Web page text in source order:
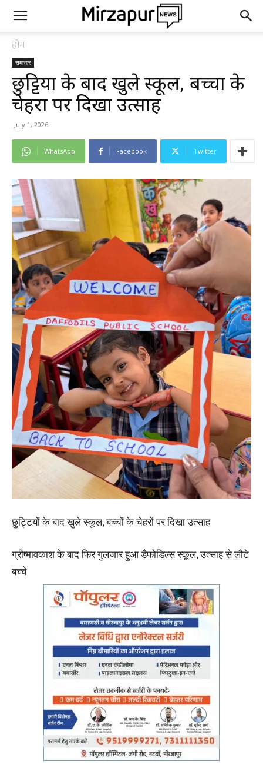
होम
समाचार
छुट्टियों के बाद खुले स्कूल, बच्चों के
चेहरों पर दिखा उत्साह
July 1, 2026
WhatsApp Facebook Twitter
छुट्टियों के बाद खुले स्कूल, बच्चों के चेहरों पर दिखा उत्साह
ग्रीष्मावकाश के बाद फिर गुलजार हुआ डैफोडिल्स स्कूल, उत्साह से लौटे
बच्चे